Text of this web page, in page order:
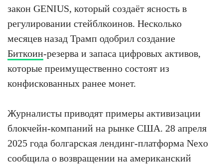
закон GENIUS, который создаёт ясность в
регулировании стейблкоинов. Несколько
месяцев назад Трамп одобрил создание
Биткоин-резерва и запаса цифровых активов,
которые преимущественно состоят из
конфискованных ранее монет.
Журналисты приводят примеры активизации
блокчейн-компаний на рынке США. 28 апреля
2025 года болгарская лендинг-платформа Nexo
сообщила о возвращении на американский